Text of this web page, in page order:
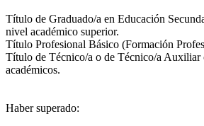
Título de Graduado/a en Educación
nivel académico superior.
Título Profesional Básico (Formación
Título de Técnico/a o de Técnico/a Auxiliar
académicos.
Haber superado: